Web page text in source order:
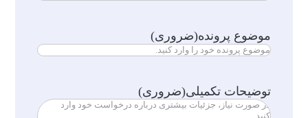
موضوع پرونده(ضروری)
توضیحات تکمیلی(ضروری)